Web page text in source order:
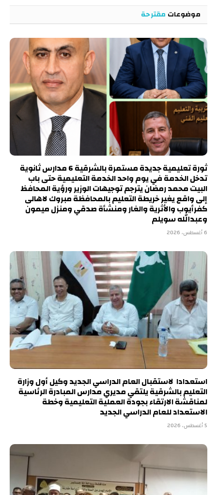
موضوعات مقترحة
ثورة تعليمية جديدة مستمرة بالشرقية 6 مدارس ثانوية
تدخل الخدمة في يوم واحد الخدمة التعليمية حتى باب
البيت محمد رمضان يترجم توجيهات الوزير ورؤية المحافظ
إلى واقع يغير خريطة التعليم بالمحافظة مبروك لاهالى
كفرأيوب والأثرية والغار ومنشأة صدقي ومنزل ميمون
وعبدالله سويلم
6 أغسطس، 2026
استعدادا لاستقبال العام الدراسي الجديد وكيل أول وزارة
التعليم بالشرقية يلتقي مديري مدارس المبادرة الرئاسية
لمناقشة الارتقاء بجودة العملية التعليمية وخطة
الاستعداد للعام الدراسي الجديد
5 أغسطس، 2026